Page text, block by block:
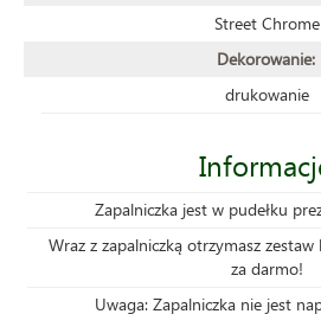
Street Chrome
Dekorowanie:
drukowanie
Zapalniczka jest w pudełku
Wraz z zapalniczką otrzymasz
za darmo!
Uwaga: Zapalniczka nie jest